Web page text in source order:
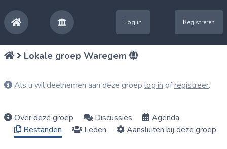
Log in Registreren
Lokale groep Waregem
Als u wil deelnemen aan deze groep log in ofregistreer.
Over deze groep Discussies
Agenda
Bestanden
Leden Aansluiten bij deze groep